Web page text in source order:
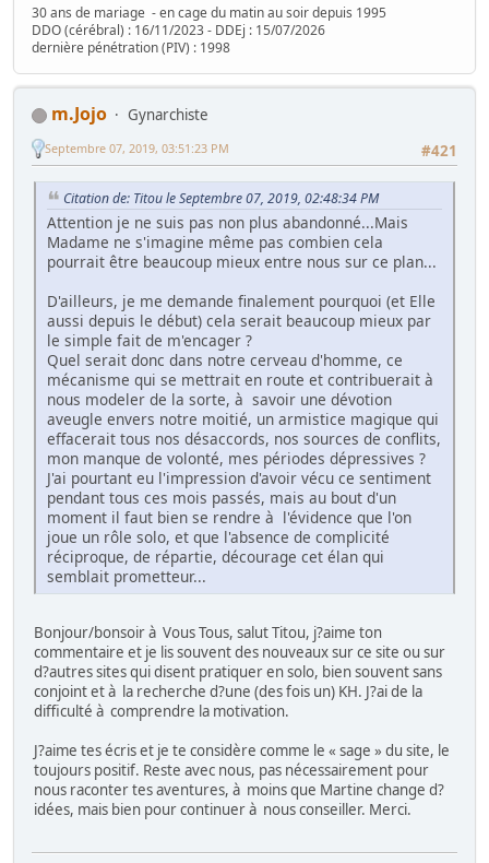
30 ans de mariage - en cage du matin au soir depuis 1995
DDO (cérébral) : 16/11/2023 - DDEj : 15/07/2026
dernière pénétration (PIV) : 1998
m.Jojo
Gynarchiste
#421
Septembre 07, 2019, 03:51:23 PM
Citation de: Titou le Septembre 07, 2019, 02:48:34 PM
Attention je ne suis pas non plus abandonné...Mais
Madame ne s'imagine même pas combien cela
pourrait être beaucoup mieux entre nous sur ce plan...
D'ailleurs, je me demande finalement pourquoi (et Elle
aussi depuis le début) cela serait beaucoup mieux par
le simple fait de m'encager ?
Quel serait donc dans notre cerveau d'homme, ce
mécanisme qui se mettrait en route et contribuerait à
nous modeler de la sorte, à savoir une dévotion
aveugle envers notre moitié, un armistice magique qui
effacerait tous nos désaccords, nos sources de conflits,
mon manque de volonté, mes périodes dépressives ?
J'ai pourtant eu l'impression d'avoir vécu ce sentiment
pendant tous ces mois passés, mais au bout d'un
moment il faut bien se rendre à l'évidence que l'on
joue un rôle solo, et que l'absence de complicité
réciproque, de répartie, décourage cet élan qui
semblait prometteur...
Bonjour/bonsoir à Vous Tous, salut Titou, j?aime ton
commentaire et je lis souvent des nouveaux sur ce site ou sur
d?autres sites qui disent pratiquer en solo, bien souvent sans
conjoint et à la recherche d?une (des fois un) KH. J?ai de la
difficulté à comprendre la motivation.
J?aime tes écris et je te considère comme le « sage » du site, le
toujours positif. Reste avec nous, pas nécessairement pour
nous raconter tes aventures, à moins que Martine change d?
idées, mais bien pour continuer à nous conseiller. Merci.